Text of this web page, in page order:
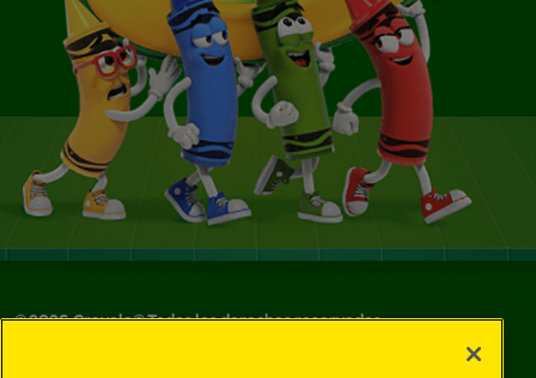
©2026Crayola® Todos los derechos reservados.